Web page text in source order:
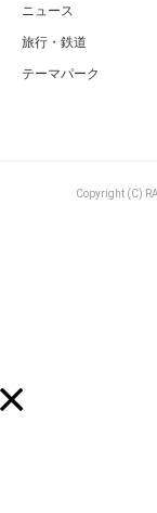
ニュース
旅行・鉄道
テーマパーク
Copyright (C)